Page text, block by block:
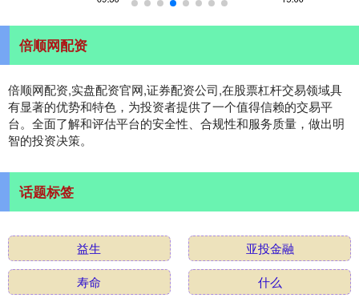
倍顺网配资
倍顺网配资,实盘配资官网,证券配资公司,在股票杠杆交易领域具
有显著的优势和特色，为投资者提供了一个值得信赖的交易平
台。全面了解和评估平台的安全性、合规性和服务质量，做出明
智的投资决策。
话题标签
益生
亚投金融
寿命
什么